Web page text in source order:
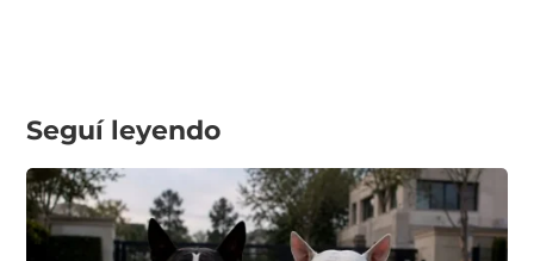
Seguí leyendo